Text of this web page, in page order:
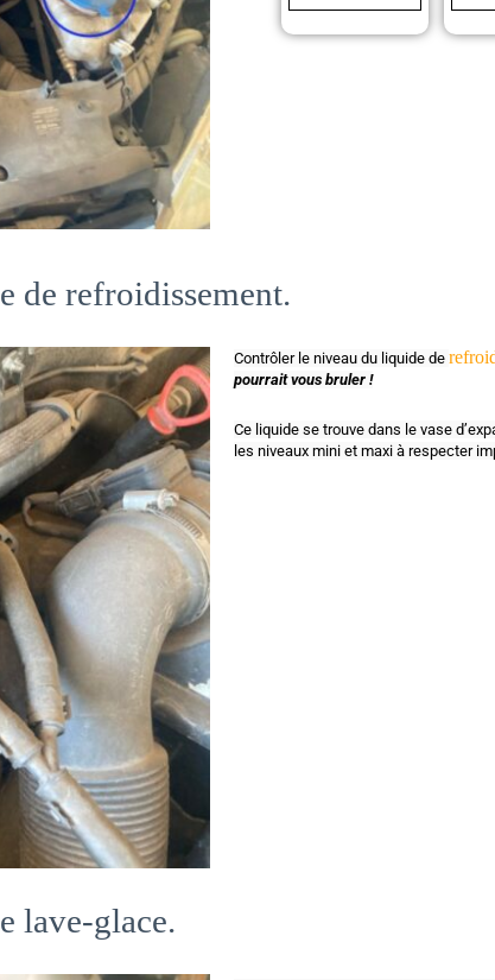
de refroidissement.
Contrôler le niveau du liquide de
pourrait vous bruler !
Ce liquide se trouve dans le vase
les niveaux mini et maxi à respecter
lave-glace.